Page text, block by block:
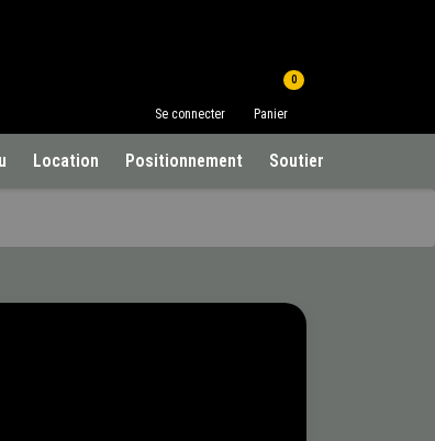
Se connecter
0
Panier
Location Positionnement Soutien à la clientèle